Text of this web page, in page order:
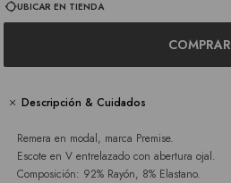
UBICAR EN TIENDA
COMPRAR
Descripción & Cuidados
Remera en modal, marca Premise.
Escote en V entrelazado con abertura ojal.
Composición: 92% Rayón, 8% Elastano.